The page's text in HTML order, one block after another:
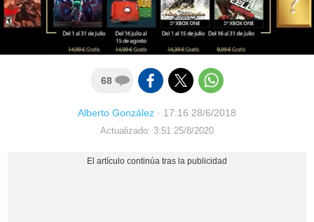
68
Alberto González · 17:16 28/6/2018
Actualizado: 3:51 25/8/2020